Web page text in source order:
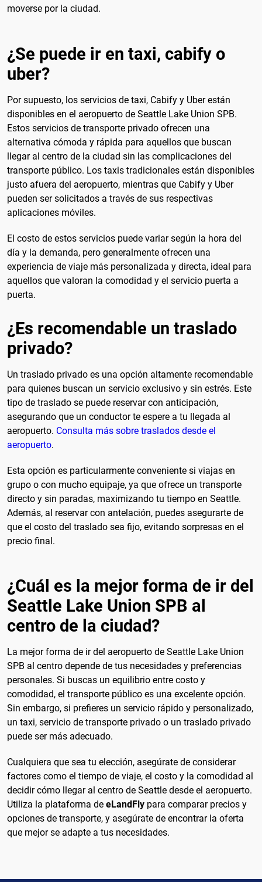
moverse por la ciudad.
¿Se puede ir en taxi, cabify o
uber?
Por supuesto, los servicios de taxi, Cabify y Uber están
disponibles en el aeropuerto de Seattle Lake Union SPB.
Estos servicios de transporte privado ofrecen una
alternativa cómoda y rápida para aquellos que buscan
llegar al centro de la ciudad sin las complicaciones del
transporte público. Los taxis tradicionales están disponibles
justo afuera del aeropuerto, mientras que Cabify y Uber
pueden ser solicitados a través de sus respectivas
aplicaciones móviles.
El costo de estos servicios puede variar según la hora del
día y la demanda, pero generalmente ofrecen una
experiencia de viaje más personalizada y directa, ideal para
aquellos que valoran la comodidad y el servicio puerta a
puerta.
¿Es recomendable un traslado
privado?
Un traslado privado es una opción altamente recomendable
para quienes buscan un servicio exclusivo y sin estrés. Este
tipo de traslado se puede reservar con anticipación,
asegurando que un conductor te espere a tu llegada al
aeropuerto. Consulta más sobre traslados desde el
aeropuerto.
Esta opción es particularmente conveniente si viajas en
grupo o con mucho equipaje, ya que ofrece un transporte
directo y sin paradas, maximizando tu tiempo en Seattle.
Además, al reservar con antelación, puedes asegurarte de
que el costo del traslado sea fijo, evitando sorpresas en el
precio final.
¿Cuál es la mejor forma de ir del
Seattle Lake Union SPB al
centro de la ciudad?
La mejor forma de ir del aeropuerto de Seattle Lake Union
SPB al centro depende de tus necesidades y preferencias
personales. Si buscas un equilibrio entre costo y
comodidad, el transporte público es una excelente opción.
Sin embargo, si prefieres un servicio rápido y personalizado,
un taxi, servicio de transporte privado o un traslado privado
puede ser más adecuado.
Cualquiera que sea tu elección, asegúrate de considerar
factores como el tiempo de viaje, el costo y la comodidad al
decidir cómo llegar al centro de Seattle desde el aeropuerto.
Utiliza la plataforma de eLandFly para comparar precios y
opciones de transporte, y asegúrate de encontrar la oferta
que mejor se adapte a tus necesidades.